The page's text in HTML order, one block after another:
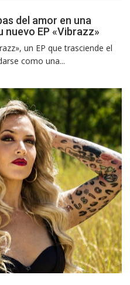
del amor en una
nuevo EP «Vibrazz»
un EP que trasciende el
como una...